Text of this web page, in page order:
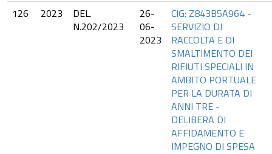
126
2023
DEL.
N.202/2023
26-
06-
2023
CIG: Z843B5A964 -
SERVIZIO DI
RACCOLTA E DI
SMALTIMENTO DEI
RIFIUTI SPECIALI IN
AMBITO PORTUALE
PER LA DURATA DI
ANNI TRE -
DELIBERA DI
AFFIDAMENTO E
IMPEGNO DI SPESA